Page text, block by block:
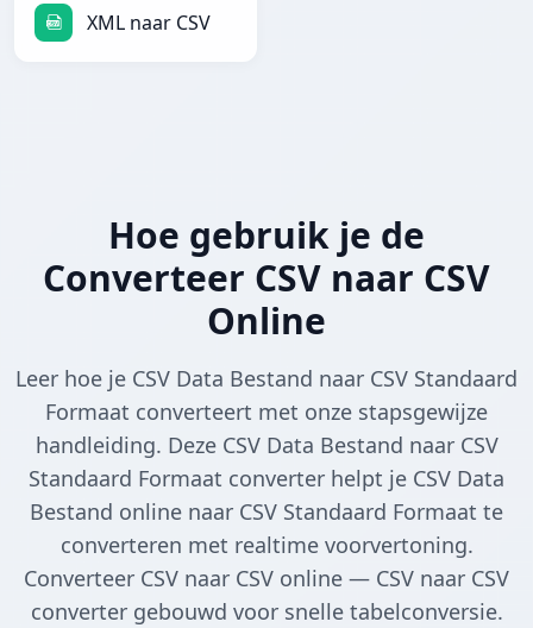
XML naar CSV
Hoe gebruik je de
Converteer CSV naar CSV
Online
Leer hoe je CSV Data Bestand naar CSV Standaard
Formaat converteert met onze stapsgewijze
handleiding. Deze CSV Data Bestand naar CSV
Standaard Formaat converter helpt je CSV Data
Bestand online naar CSV Standaard Formaat te
converteren met realtime voorvertoning.
Converteer CSV naar CSV online — CSV naar CSV
converter gebouwd voor snelle tabelconversie.